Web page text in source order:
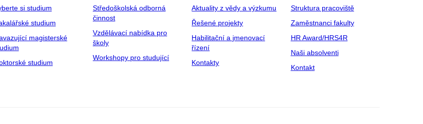
si studium
studium
magisterské
studium
Středoškolská odborná
činnost
Vzdělávací nabídka pro
školy
Workshopy pro studující
Aktuality z vědy a výzkumu
Řešené projekty
Habilitační a jmenovací
řízení
Kontakty
Struktura pracoviště
Zaměstnanci fakulty
HR Award/HRS4R
Naši absolventi
Kontakt